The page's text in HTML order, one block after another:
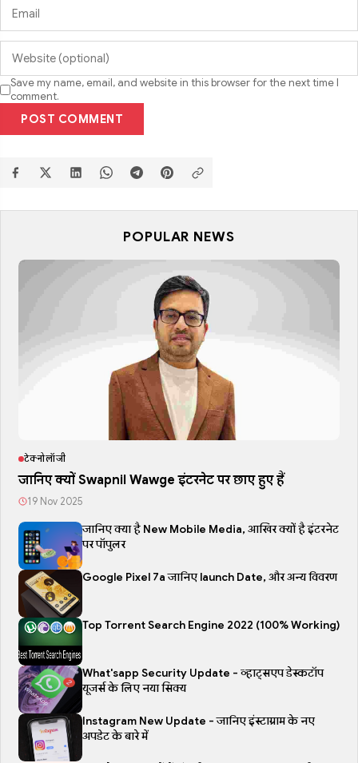
Save my name, email, and website in this browser for the next time I
comment.
POST COMMENT
POPULAR NEWS
टेक्नोलॉजी
जानिए क्यों Swapnil Wawge इंटरनेट पर छाए हुए हैं
19 Nov 2025
जानिए क्या है New Mobile Media, आखिर क्यों है इंटरनेट
पर पॉपुलर
Google Pixel 7a जानिए launch Date, और अन्य विवरण
Top Torrent Search Engine 2022 (100% Working)
What'sapp Security Update - व्हाट्सएप डेस्कटॉप
यूजर्स के लिए नया सिक्य
Instagram New Update - जानिए इंस्टाग्राम के नए
अपडेट के बारे में